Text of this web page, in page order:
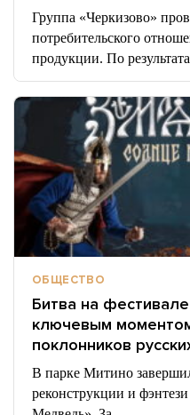
Группа «Черкизово»
потребительского
продукции. По
ОБЩЕСТВО
Битва на
ключевым
поклонников
В парке Митино
реконструкции и